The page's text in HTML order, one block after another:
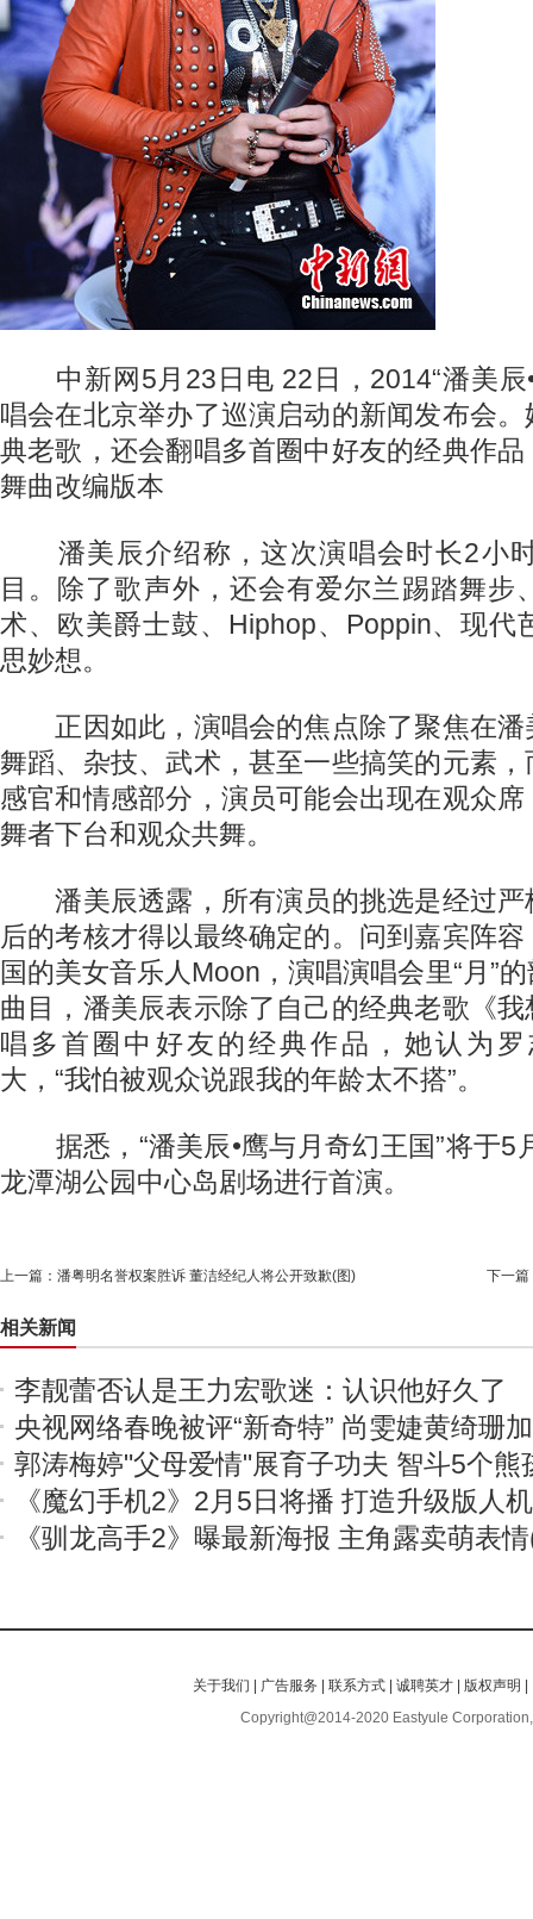
中新网5月23日电 22日，2014“潘美辰
唱会在北京举办了巡演启动的新闻发布会
典老歌，还会翻唱多首圈中好友的经典作
舞曲改编版本
潘美辰介绍称，这次演唱会时长2小
目。除了歌声外，还会有爱尔兰踢踏舞步
术、欧美爵士鼓、Hiphop、Poppin、现代
思妙想。
正因如此，演唱会的焦点除了聚焦在潘
舞蹈、杂技、武术，甚至一些搞笑的元素
感官和情感部分，演员可能会出现在观众
舞者下台和观众共舞。
潘美辰透露，所有演员的挑选是经过严
后的考核才得以最终确定的。问到嘉宾阵
国的美女音乐人Moon，演唱演唱会里“月”
曲目，潘美辰表示除了自己的经典老歌《
唱多首圈中好友的经典作品，她认为
大，“我怕被观众说跟我的年龄太不搭”。
据悉，“潘美辰•鹰与月奇幻王国”将于5
龙潭湖公园中心岛剧场进行首演。
上一篇： 潘粤明名誉权案胜诉 董洁经纪人将公开致歉(图) 下一篇
相关新闻
李靓蕾否认是王力宏歌迷：认识他好久了
央视网络春晚被评“新奇特” 尚雯婕黄绮珊
郭涛梅婷"父母爱情"展育子功夫 智斗5个熊
《魔幻手机2》2月5日将播 打造升级版人
《驯龙高手2》曝最新海报 主角露卖萌表
关于我们 | 广告服务 |联系方式 |诚聘英才 | 版权声明 |
Copyright@2014-2020 Eastyule